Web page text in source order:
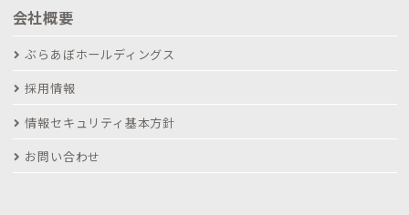
会社概要
ぶらあぼホールディングス
採用情報
情報セキュリティ基本方針
お問い合わせ